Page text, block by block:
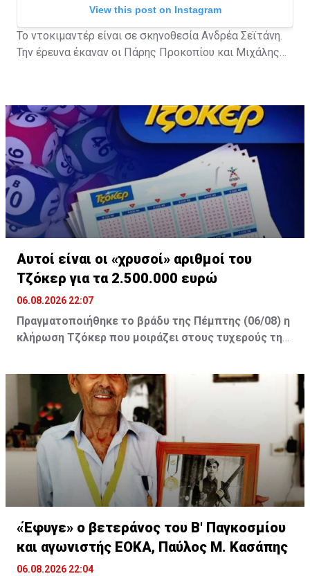
View this post on Instagram
A post shared by ERTflix (@ertflix)
Το ντοκιμαντέρ είναι σε σκηνοθεσία Ανδρέα Σεϊτάνη.
Την έρευνα έκαναν οι Πάρης Προκοπίου και Μιχάλης
Αυτοί είναι οι «χρυσοί» αριθμοί του
Τζόκερ για τα 2.500.000 ευρώ
06.08.2026 22:07
Πραγματοποιήθηκε το βράδυ της Πέμπτης (06/08) η
κλήρωση Τζόκερ που μοιράζει στους τυχερούς της
Οι τυχεροί αριθμοί της αποψινής κλήρωσης είναι: 16,
13, 1, 30, 7 και Τζόκερ: 15
«Έφυγε» ο βετεράνος του Β' Παγκοσμίου
και αγωνιστής ΕΟΚΑ, Παύλος Μ. Κασάπης
06.08.2026 22:04